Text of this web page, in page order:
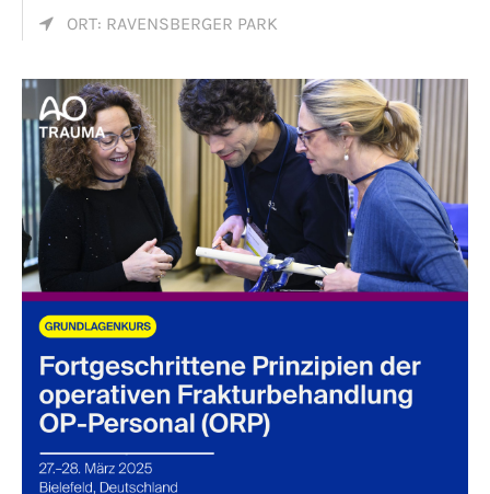
Register
Support
Lorem ipsum dolor sit amet:
24h / 365days
We offer support for our customers
Mon - Fri 8:00am - 5:00pm(GMT +1)
Get in touch
Cybersteel Inc.
ORT: RAVENSBERGER PARK